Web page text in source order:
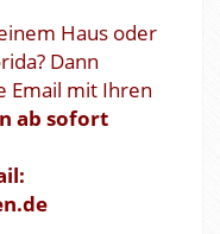
Haus oder
Dann
Email mit Ihren
ab sofort